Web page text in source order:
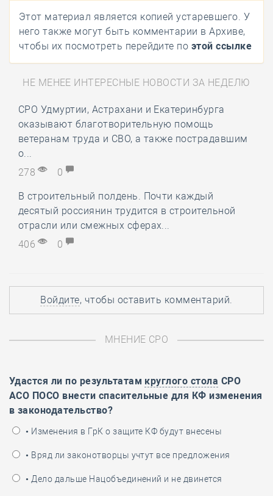
Этот материал является копией устаревшего. У
него также могут быть комментарии в Архиве,
чтобы их посмотреть перейдите по этой ссылке
НЕ МЕНЕЕ ИНТЕРЕСНЫЕ НОВОСТИ ЗА НЕДЕЛЮ
СРО Удмуртии, Астрахани и Екатеринбурга
оказывают благотворительную помощь
ветеранам труда и СВО, а также пострадавшим
о...
278
0
В строительный полдень. Почти каждый
десятый россиянин трудится в строительной
отрасли или смежных сферах...
406
0
Войдите, чтобы оставить комментарий.
МНЕНИЕ СРО
Удастся ли по результатам круглого стола СРО
АСО ПОСО внести спасительные для КФ изменения
в законодательство?
• Изменения в ГрК о защите КФ будут внесены
• Вряд ли законотворцы учтут все предложения
• Дело дальше Нацобъединений и не двинется